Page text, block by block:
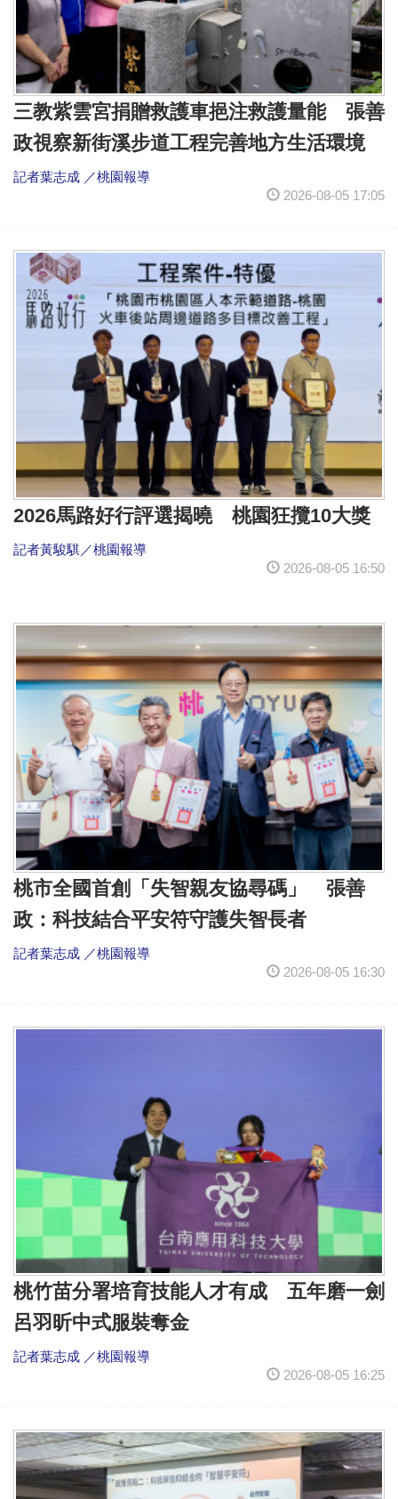
三教紫雲宮捐贈救護車挹注救護量能 張善
政視察新街溪步道工程完善地方生活環境
記者葉志成 ／桃園報導
2026-08-05 17:05
2026馬路好行評選揭曉 桃園狂攬10大獎
記者黃駿騏／桃園報導
2026-08-05 16:50
桃市全國首創「失智親友協尋碼」 張善
政：科技結合平安符守護失智長者
記者葉志成 ／桃園報導
2026-08-05 16:30
桃竹苗分署培育技能人才有成 五年磨一劍
呂羽昕中式服裝奪金
記者葉志成 ／桃園報導
2026-08-05 16:25